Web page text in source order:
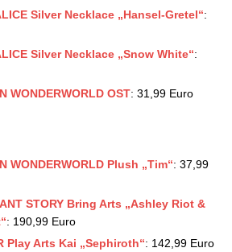
Silver Necklace „Hansel-Gretel“:
Silver Necklace „Snow White“:
WONDERWORLD OST: 31,99 Euro
WONDERWORLD Plush „Tim“: 37,99
STORY Bring Arts „Ashley Riot &
: 190,99 Euro
Play Arts Kai „Sephiroth“: 142,99 Euro